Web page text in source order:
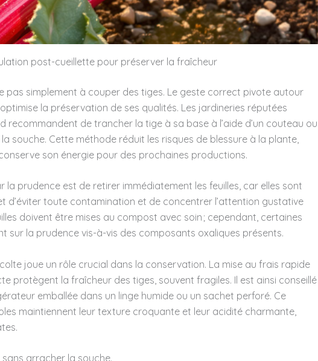
post-cueillette pour préserver la fraîcheur
pas simplement à couper des tiges. Le geste correct pivote autour
la préservation de ses qualités. Les jardineries réputées
recommandent de trancher la tige à sa base à l’aide d’un couteau ou
souche. Cette méthode réduit les risques de blessure à la plante,
son énergie pour des prochaines productions.
la prudence est de retirer immédiatement les feuilles, car elles sont
d’éviter toute contamination et de concentrer l’attention gustative
doivent être mises au compost avec soin ; cependant, certaines
sur la prudence vis-à-vis des composants oxaliques présents.
joue un rôle crucial dans la conservation. La mise au frais rapide
protègent la fraîcheur des tiges, souvent fragiles. Il est ainsi conseillé
emballée dans un linge humide ou un sachet perforé. Ce
maintiennent leur texture croquante et leur acidité charmante,
arracher la souche.